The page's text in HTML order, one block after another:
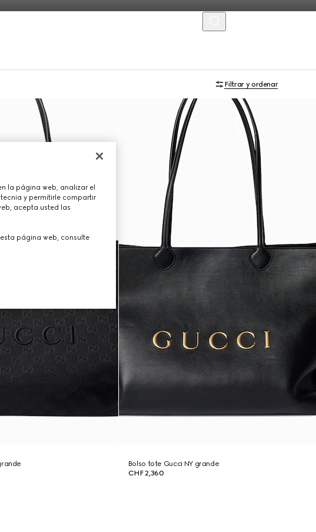
Filtrar y ordenar
Bolso tote Gucci NY grande
CHF 2,360
la página web, analizar el
y permitirle compartir
acepta usted las
página web, consulte